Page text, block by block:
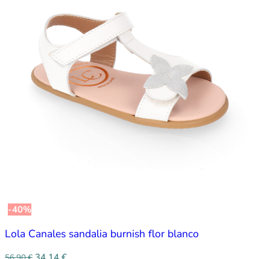
-40%
Lola Canales sandalia burnish flor blanco